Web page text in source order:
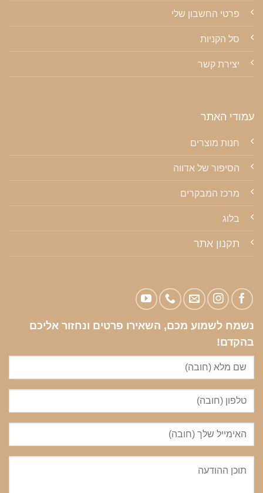
פרטי החשבון שלי
סל הקניות
יצירת קשר
עמודי האתר
חנות מוצרים
הסיפור של אדווה
מרכז המבקרים
בלוג
תקנון אתר
נשמח לשמוע מכם, השאירו פרטים ונחזור אליכם
בהקדם!